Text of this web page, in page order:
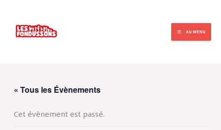
contenu
AU MENU
« Tous les Évènements
Cet évènement est passé.